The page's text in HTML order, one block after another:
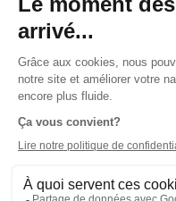
LES PHOTOS DU
18/19!
Les artistes et le public
50esaison! Merci à